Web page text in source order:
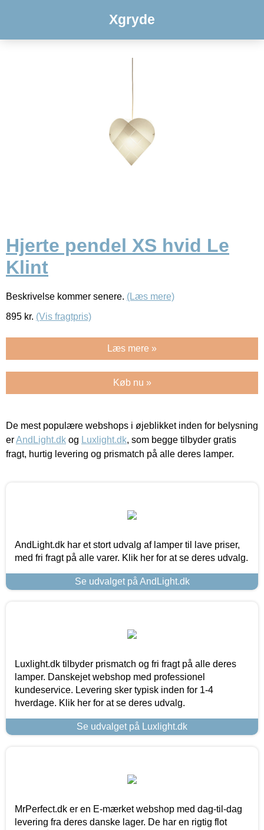
Xgryde
Hjerte pendel XS hvid Le
Klint
Beskrivelse kommer senere. (Læs mere)
895 kr. (Vis fragtpris)
Læs mere »
Køb nu »
De mest populære webshops i øjeblikket inden for belysning
erAndLight.dk og Luxlight.dk, som begge tilbyder gratis
fragt, hurtig levering og prismatch på alle deres lamper.
AndLight.dk har et stort udvalg af lamper til lave priser,
med fri fragt på alle varer. Klik her for at se deres udvalg.
Se udvalget på AndLight.dk
Luxlight.dk tilbyder prismatch og fri fragt på alle deres
lamper. Danskejet webshop med professionel
kundeservice. Levering sker typisk inden for 1-4
hverdage. Klik her for at se deres udvalg.
Se udvalget på Luxlight.dk
MrPerfect.dk er en E-mærket webshop med dag-til-dag
levering fra deres danske lager. De har en rigtig flot